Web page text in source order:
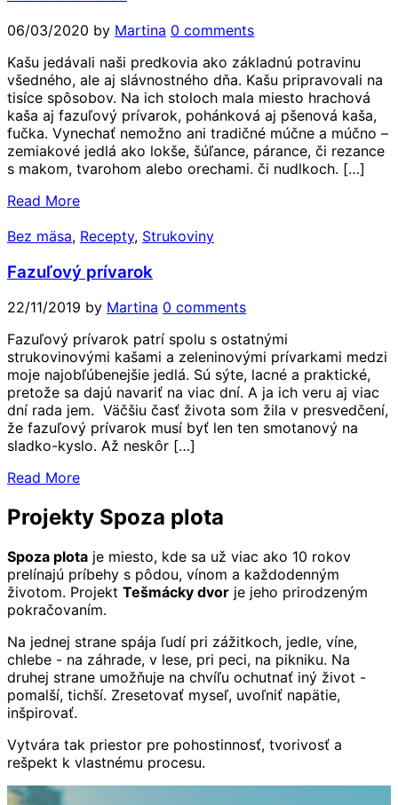
06/03/2020 by Martina 0 comments
Kašu jedávali naši predkovia ako základnú potravinu
všedného, ale aj slávnostného dňa. Kašu pripravovali na
tisíce spôsobov. Na ich stoloch mala miesto hrachová
kaša aj fazuľový prívarok, pohánková aj pšenová kaša,
fučka. Vynechať nemožno ani tradičné múčne a múčno –
zemiakové jedlá ako lokše, šúľance, párance, či rezance
s makom, tvarohom alebo orechami. či nudlkoch. […]
Read More
Bez mäsa, Recepty, Strukoviny
Fazuľový prívarok
22/11/2019 by Martina 0 comments
Fazuľový prívarok patrí spolu s ostatnými
strukovinovými kašami a zeleninovými prívarkami medzi
moje najobľúbenejšie jedlá. Sú sýte, lacné a praktické,
pretože sa dajú navariť na viac dní. A ja ich veru aj viac
dní rada jem. Väčšiu časť života som žila v presvedčení,
že fazuľový prívarok musí byť len ten smotanový na
sladko-kyslo. Až neskôr […]
Read More
Projekty Spoza plota
Spoza plota je miesto, kde sa už viac ako 10 rokov
prelínajú príbehy s pôdou, vínom a každodenným
životom. Projekt Tešmácky dvor je jeho prirodzeným
pokračovaním.
Na jednej strane spája ľudí pri zážitkoch, jedle, víne,
chlebe - na záhrade, v lese, pri peci, na pikniku. Na
druhej strane umožňuje na chvíľu ochutnať iný život -
pomalší, tichší. Zresetovať myseľ, uvoľniť napätie,
inšpirovať.
Vytvára tak priestor pre pohostinnosť, tvorivosť a
rešpekt k vlastnému procesu.